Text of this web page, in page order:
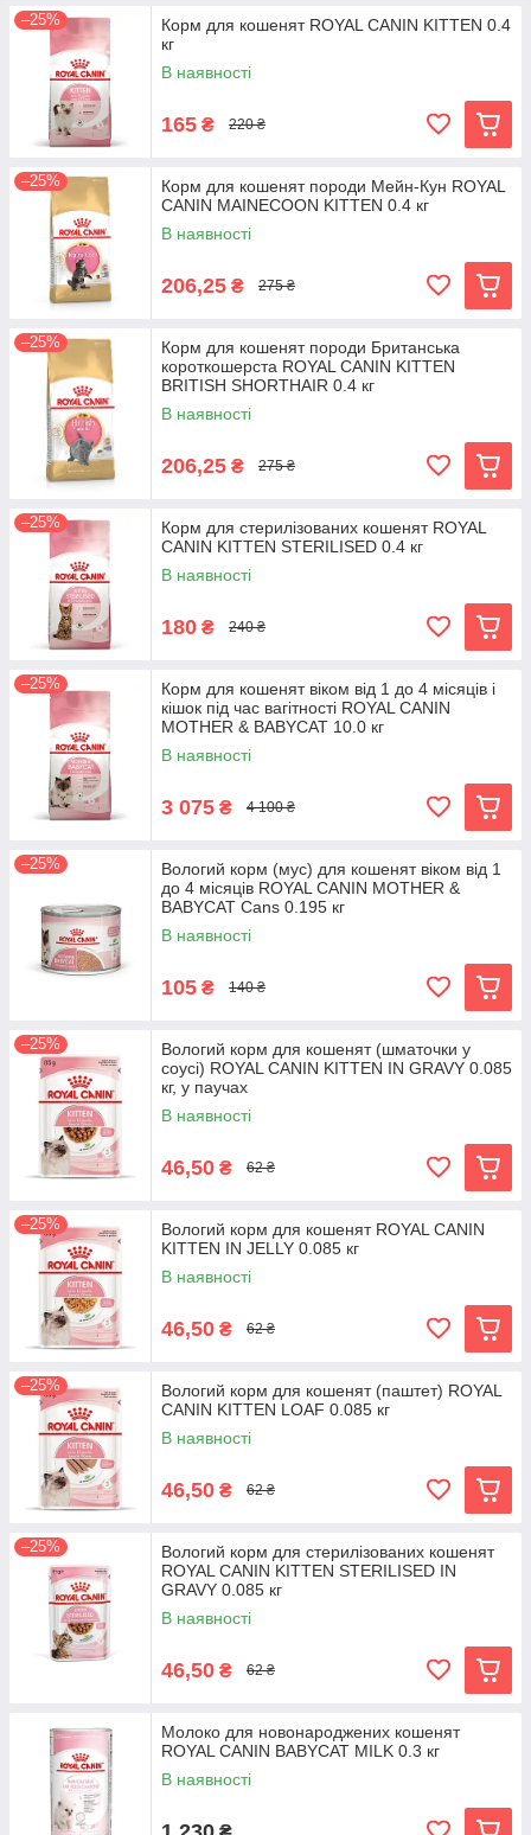
–25%
Корм для кошенят ROYAL CANIN KITTEN 0.4
кг
В наявності
165 ₴ 220 ₴
–25%
Корм для кошенят породи Мейн-Кун ROYAL
CANIN MAINECOON KITTEN 0.4 кг
В наявності
206,25 ₴ 275 ₴
–25%
Корм для кошенят породи Британська
короткошерста ROYAL CANIN KITTEN
BRITISH SHORTHAIR 0.4 кг
В наявності
206,25 ₴ 275 ₴
–25%
Корм для стерилізованих кошенят ROYAL
CANIN KITTEN STERILISED 0.4 кг
В наявності
180 ₴ 240 ₴
–25%
Корм для кошенят віком від 1 до 4 місяців і
кішок під час вагітності ROYAL CANIN
MOTHER & BABYCAT 10.0 кг
В наявності
3 075 ₴ 4 100 ₴
–25%
Вологий корм (мус) для кошенят віком від 1
до 4 місяців ROYAL CANIN MOTHER &
BABYCAT Cans 0.195 кг
В наявності
105 ₴ 140 ₴
–25%
Вологий корм для кошенят (шматочки у
соусі) ROYAL CANIN KITTEN IN GRAVY 0.085
кг, у паучах
В наявності
46,50 ₴ 62 ₴
–25%
Вологий корм для кошенят ROYAL CANIN
KITTEN IN JELLY 0.085 кг
В наявності
46,50 ₴ 62 ₴
–25%
Вологий корм для кошенят (паштет) ROYAL
CANIN KITTEN LOAF 0.085 кг
В наявності
46,50 ₴ 62 ₴
–25%
Вологий корм для стерилізованих кошенят
ROYAL CANIN KITTEN STERILISED IN
GRAVY 0.085 кг
В наявності
46,50 ₴ 62 ₴
Молоко для новонароджених кошенят
ROYAL CANIN BABYCAT MILK 0.3 кг
В наявності